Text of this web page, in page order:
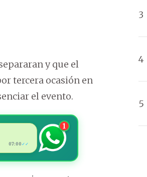
y que el
tercera ocasión en
el evento.
07:00 ✓✓
1